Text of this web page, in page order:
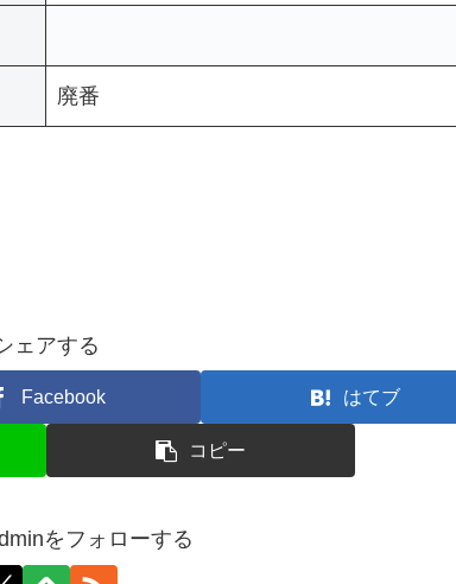
廃番
ェアする
Facebook はてブ
コピー
をフォローする